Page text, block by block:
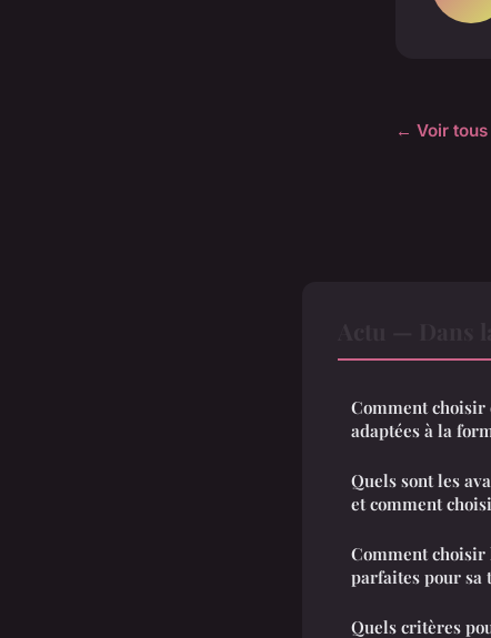
← Voir
Comment choisir
adaptées à la
Quels sont les
et comment
Comment choisir
parfaites pour sa
Quels critères